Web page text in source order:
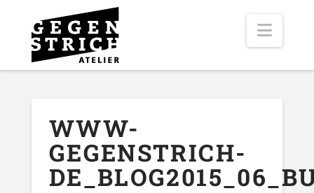
WWW-
GEGENSTRICH-